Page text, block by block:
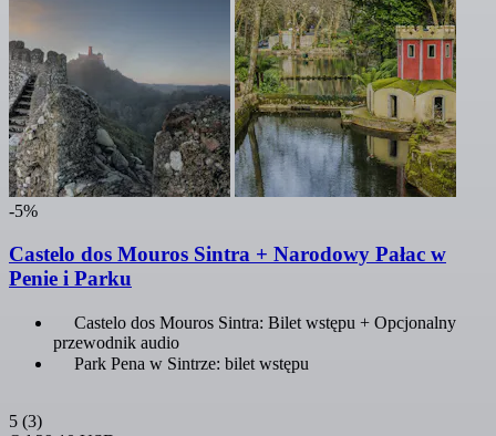
-5%
Castelo dos Mouros Sintra + Narodowy Pałac w
Penie i Parku
Castelo dos Mouros Sintra: Bilet wstępu + Opcjonalny
przewodnik audio
Park Pena w Sintrze: bilet wstępu
5 (3)